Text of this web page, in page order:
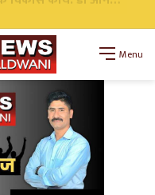
Menu